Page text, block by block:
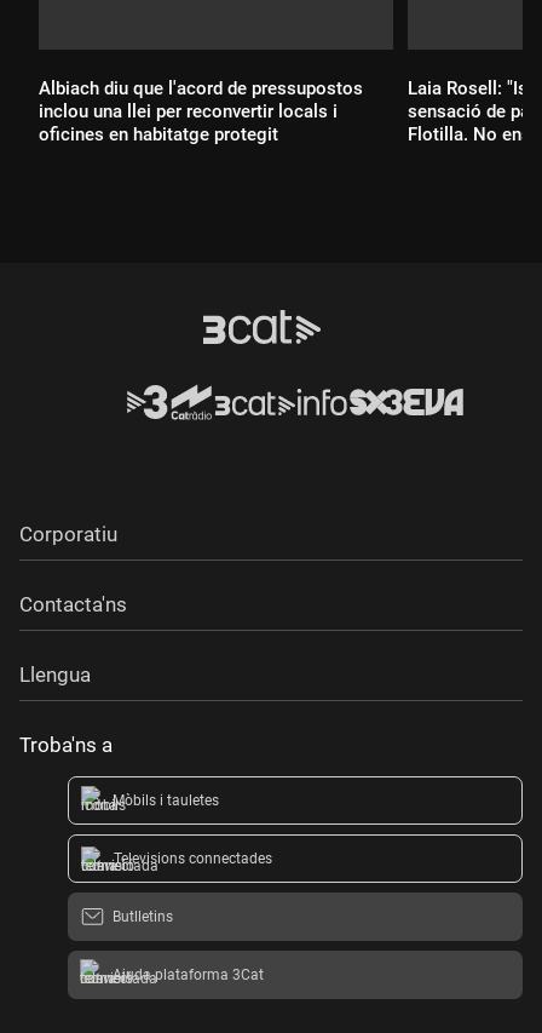
Albiach diu que l'acord de pressupostos
inclou una llei per reconvertir locals i
oficines en habitatge protegit
Laia Rosell:
sensació de
Flotilla. No ens
Corporatiu
Contacta'ns
Llengua
Troba'ns a
Mòbils i tauletes
Televisions connectades
Butlletins
Ajuda plataforma 3Cat